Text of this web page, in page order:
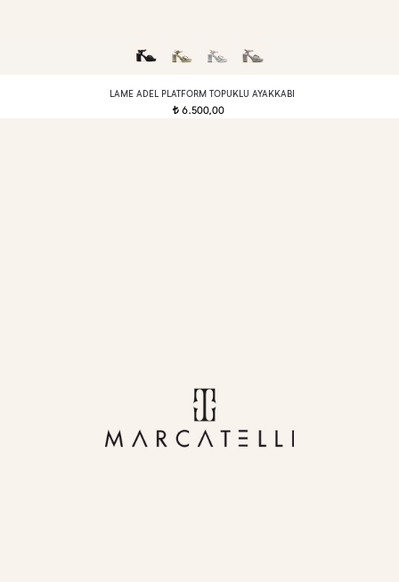
LAME ADEL PLATFORM TOPUKLU AYAKKABI
t 6.500,00